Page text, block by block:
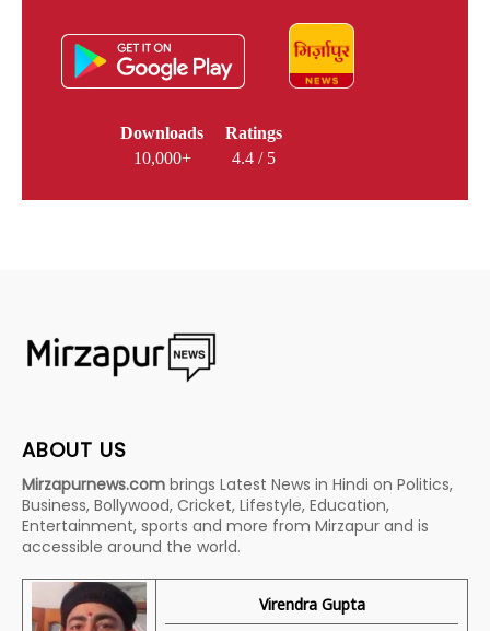
Downloads
10,000+
Ratings
4.4 / 5
ABOUT US
Mirzapurnews.com brings Latest News in Hindi on Politics,
Business, Bollywood, Cricket, Lifestyle, Education,
Entertainment, sports and more from Mirzapur and is
accessible around the world.
Virendra Gupta